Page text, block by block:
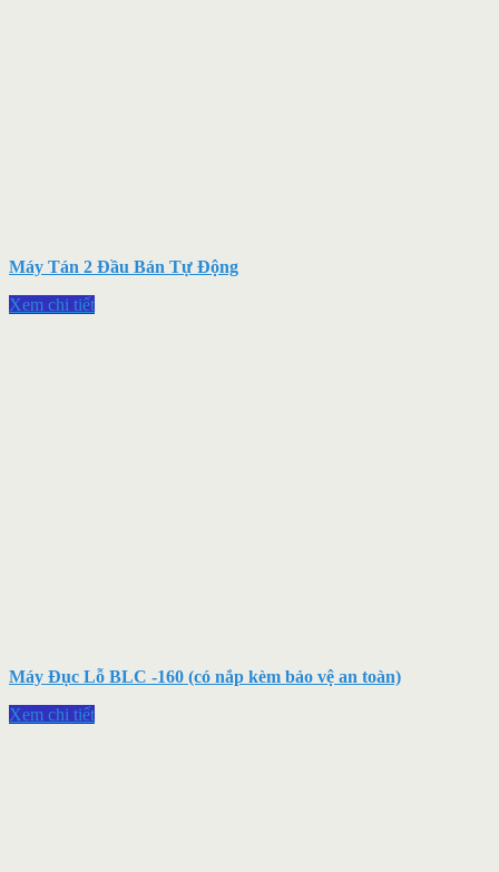
Máy Tán 2 Đầu Bán Tự Động
Xem chi tiết
Máy Đục Lỗ BLC -160 (có nắp kèm bảo vệ an toàn)
Xem chi tiết